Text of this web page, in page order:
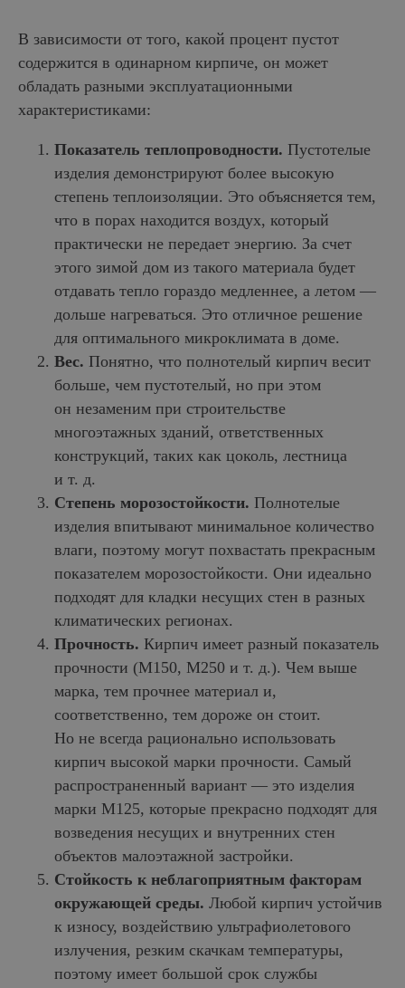
В зависимости от того, какой процент пустот
содержится в одинарном кирпиче, он может
обладать разными эксплуатационными
характеристиками:
Показатель теплопроводности. Пустотелые
изделия демонстрируют более высокую
степень теплоизоляции. Это объясняется тем,
что в порах находится воздух, который
практически не передает энергию. За счет
этого зимой дом из такого материала будет
отдавать тепло гораздо медленнее, а летом —
дольше нагреваться. Это отличное решение
для оптимального микроклимата в доме.
Вес. Понятно, что полнотелый кирпич весит
больше, чем пустотелый, но при этом
он незаменим при строительстве
многоэтажных зданий, ответственных
конструкций, таких как цоколь, лестница
и т. д.
Степень морозостойкости. Полнотелые
изделия впитывают минимальное количество
влаги, поэтому могут похвастать прекрасным
показателем морозостойкости. Они идеально
подходят для кладки несущих стен в разных
климатических регионах.
Прочность. Кирпич имеет разный показатель
прочности (М150, М250 и т. д.). Чем выше
марка, тем прочнее материал и,
соответственно, тем дороже он стоит.
Но не всегда рационально использовать
кирпич высокой марки прочности. Самый
распространенный вариант — это изделия
марки М125, которые прекрасно подходят для
возведения несущих и внутренних стен
объектов малоэтажной застройки.
Стойкость к неблагоприятным факторам
окружающей среды. Любой кирпич устойчив
к износу, воздействию ультрафиолетового
излучения, резким скачкам температуры,
поэтому имеет большой срок службы